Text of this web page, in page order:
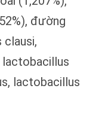
đường
clausi,
lactobacillus